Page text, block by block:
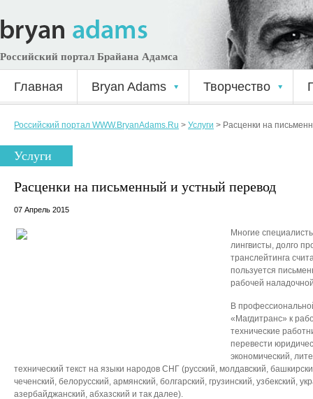
Российский портал Брайана Адамса
Главная Bryan Adams Творчество
Российский портал WWW.BryanAdams.Ru > Услуги > Расценки на
Услуги
Расценки на письменный и устный перевод
07 Апрель 2015
Многие
лингвисты, долго
транслейтинга
пользуется
рабочей
В
«Магдитранс» к
технические
перевести
экономический,
технический текст на языки народов СНГ (русский, молдавский,
чеченский, белорусский, армянский, болгарский, грузинский, узбекский,
азербайджанский, абхазский и так далее).